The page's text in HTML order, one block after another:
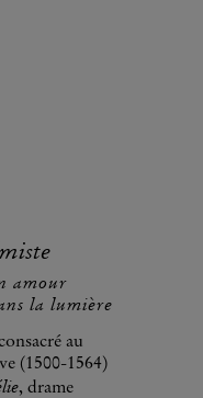
amour
la lumière
au
(1500-1564)
, drame